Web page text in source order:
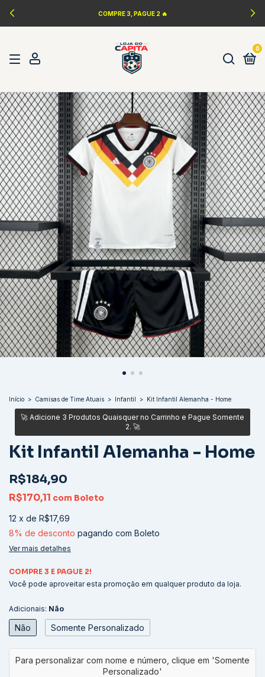
COMPRE 3, PAGUE 2 🔥
0
Início > Camisas de Time Atuais > Infantil > Kit Infantil Alemanha - Home
Kit Infantil Alemanha - Home
R$184,90
R$170,11 com Boleto
12 x de R$17,69
8% de desconto pagando com Boleto
Ver mais detalhes
COMPRE 3 E PAGUE 2!
Você pode aproveitar esta promoção em qualquer produto da loja.
Adicionais: Não
Não Somente Personalizado